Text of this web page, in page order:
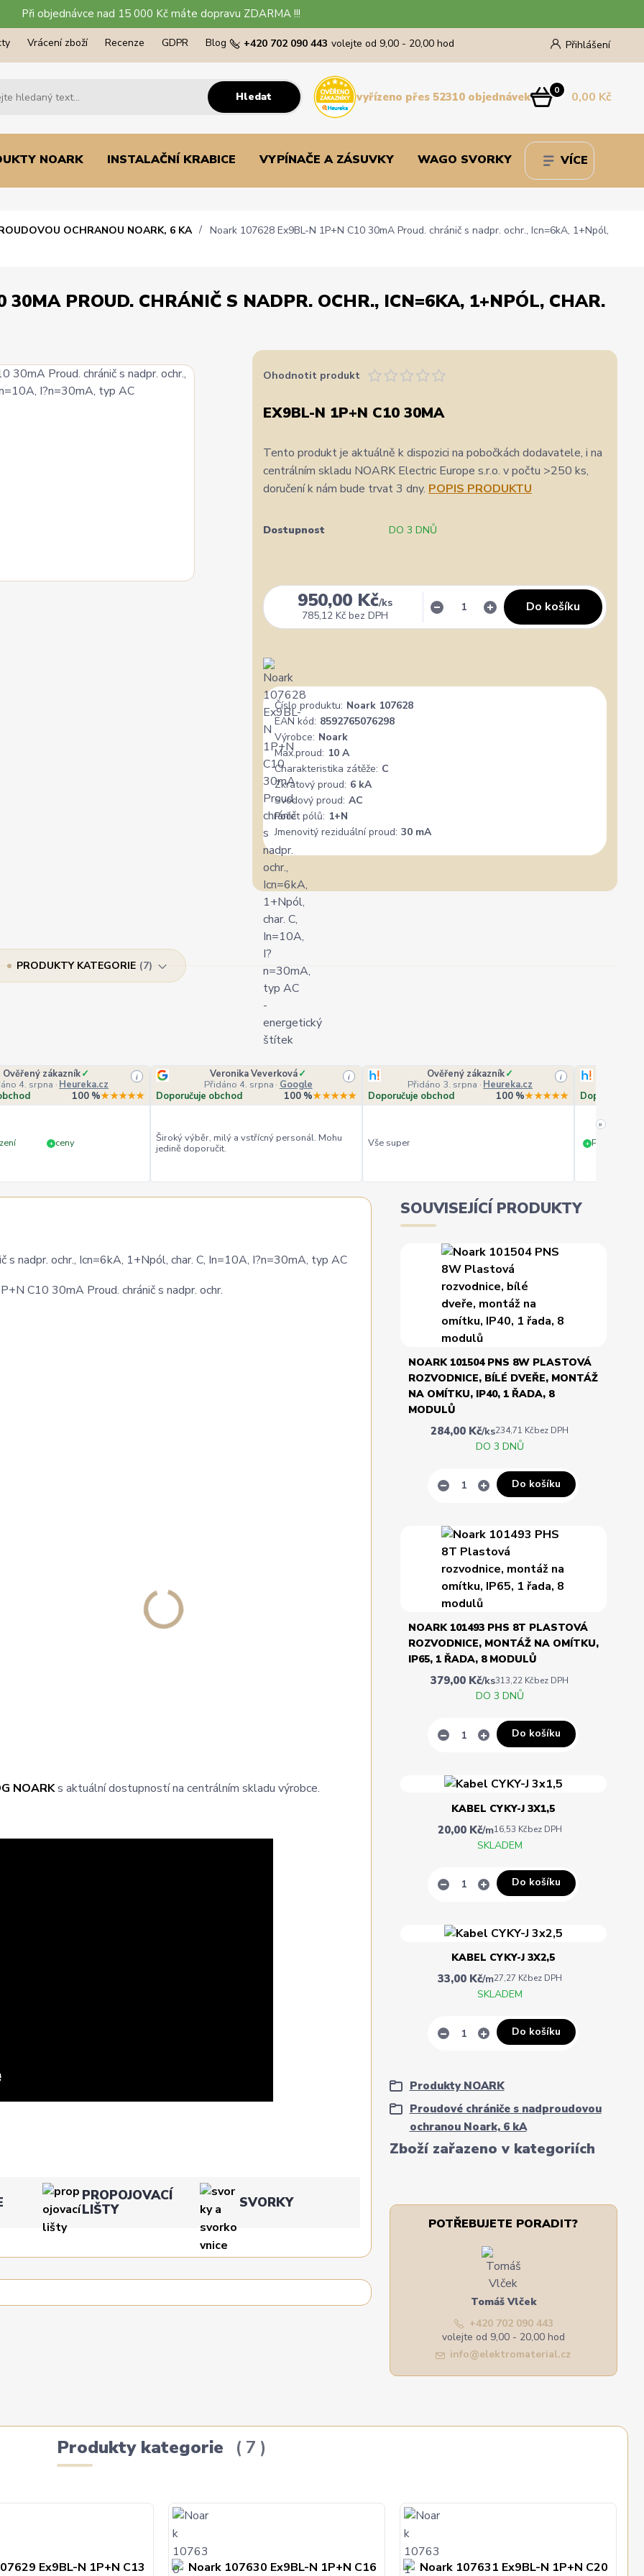
Při objednávce nad 15 000 Kč máte dopravu ZDARMA !!!
Vrácení zboží Recenze GDPR Blog Přihlášení
Hledat
+420 702 090 443 volejte od 9,00 - 20,00 hod
0 0,00 Kč
vyřízeno přes 52310 objednávek
NOARK INSTALAČNÍ KRABICE VYPÍNAČE A ZÁSUVKY WAGO SVORKY VÍCE
OCHRANOU NOARK, 6 KA
Noark 107628 Ex9BL-N 1P+N C10 30mA Proud. chránič s nadpr. ochr., Icn=6kA, 1+Npól,
PROUD. CHRÁNIČ S NADPR. OCHR., ICN=6KA, 1+NPÓL, CHAR.
Ohodnotit produkt
EX9BL-N 1P+N C10 30MA
Tento produkt je aktuálně k dispozici na pobočkách dodavatele, i na
centrálním skladu NOARK Electric Europe s.r.o. v počtu >250 ks,
doručení k nám bude trvat 3 dny. POPIS PRODUKTU
Dostupnost DO 3 DNŮ
950,00 Kč/ks
785,12 Kč bez DPH
Do košíku
Číslo produktu: Noark 107628
EAN kód: 8592765076298
Výrobce: Noark
Max.proud: 10 A
Charakteristika zátěže: C
Zkratový proud: 6 kA
Svodový proud: AC
Počet pólů: 1+N
Jmenovitý reziduální proud: 30 mA
PRODUKTY KATEGORIE 7
Ověřený zákazník✓
4. srpna · Heureka.cz
i
100 %★★★★★
+ ceny
Veronika Veverková✓
Přidáno 4. srpna · Google
i
Doporučuje obchod 100 %★★★★★
Široký výběr, milý a vstřícný personál. Mohu
jedině doporučit.
Ověřený zákazník✓
Přidáno 3. srpna · Heureka.cz
i
Doporučuje obchod 100 %★★★★★
Vše super
Doporučuje
+ PERFEKTNÍ
»
nadpr. ochr., Icn=6kA, 1+Npól, char. C, In=10A, I?n=30mA, typ AC
NOARKs aktuální dostupností na centrálním skladu výrobce.
PROPOJOVACÍ
LIŠTY
SVORKY
Zboží zařazeno v kategoriích
Produkty NOARK
Proudové chrániče s nadproudovou
ochranou Noark, 6 kA
SOUVISEJÍCÍ PRODUKTY
NOARK 101504 PNS 8W PLASTOVÁ
ROZVODNICE, BÍLÉ DVEŘE, MONTÁŽ
NA OMÍTKU, IP40, 1 ŘADA, 8
MODULŮ
284,00 Kč/ks234,71 Kčbez DPH
DO 3 DNŮ
Do košíku
NOARK 101493 PHS 8T PLASTOVÁ
ROZVODNICE, MONTÁŽ NA OMÍTKU,
IP65, 1 ŘADA, 8 MODULŮ
379,00 Kč/ks313,22 Kčbez DPH
DO 3 DNŮ
Do košíku
KABEL CYKY-J 3X1,5
20,00 Kč/m16,53 Kčbez DPH
SKLADEM
Do košíku
KABEL CYKY-J 3X2,5
33,00 Kč/m27,27 Kčbez DPH
SKLADEM
Do košíku
POTŘEBUJETE PORADIT?
Tomáš Vlček
+420 702 090 443
volejte od 9,00 - 20,00 hod
info@elektromaterial.cz
Produkty kategorie 7